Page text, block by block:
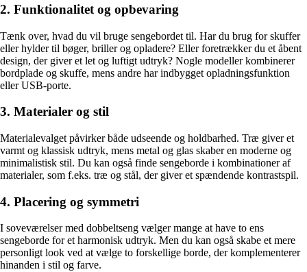
2. Funktionalitet og opbevaring
Tænk over, hvad du vil bruge sengebordet til. Har du brug for skuffer
eller hylder til bøger, briller og opladere? Eller foretrækker du et åbent
design, der giver et let og luftigt udtryk? Nogle modeller kombinerer
bordplade og skuffe, mens andre har indbygget opladningsfunktion
eller USB-porte.
3. Materialer og stil
Materialevalget påvirker både udseende og holdbarhed. Træ giver et
varmt og klassisk udtryk, mens metal og glas skaber en moderne og
minimalistisk stil. Du kan også finde sengeborde i kombinationer af
materialer, som f.eks. træ og stål, der giver et spændende kontrastspil.
4. Placering og symmetri
I soveværelser med dobbeltseng vælger mange at have to ens
sengeborde for et harmonisk udtryk. Men du kan også skabe et mere
personligt look ved at vælge to forskellige borde, der komplementerer
hinanden i stil og farve.